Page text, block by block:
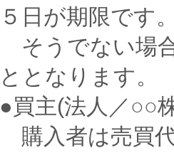
５日が期限です
そうでない場
ととなります。
●買主(法人／○○
購入者は売買